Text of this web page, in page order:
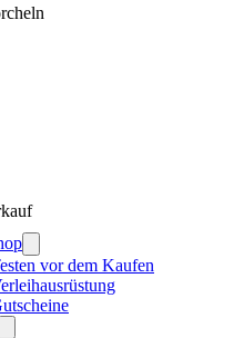
vor dem Kaufen